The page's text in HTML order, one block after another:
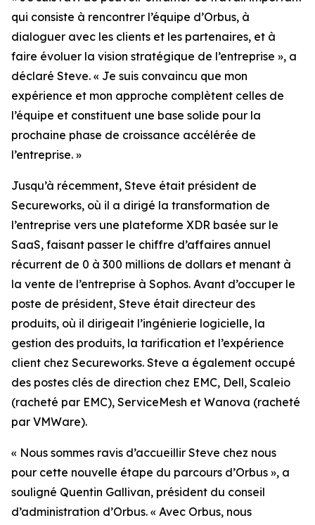
qui consiste à rencontrer l’équipe d’Orbus, à
dialoguer avec les clients et les partenaires, et à
faire évoluer la vision stratégique de l’entreprise », a
déclaré Steve. « Je suis convaincu que mon
expérience et mon approche complètent celles de
l’équipe et constituent une base solide pour la
prochaine phase de croissance accélérée de
l’entreprise. »
Jusqu’à récemment, Steve était président de
Secureworks, où il a dirigé la transformation de
l’entreprise vers une plateforme XDR basée sur le
SaaS, faisant passer le chiffre d’affaires annuel
récurrent de 0 à 300 millions de dollars et menant à
la vente de l’entreprise à Sophos. Avant d’occuper le
poste de président, Steve était directeur des
produits, où il dirigeait l’ingénierie logicielle, la
gestion des produits, la tarification et l’expérience
client chez Secureworks. Steve a également occupé
des postes clés de direction chez EMC, Dell, Scaleio
(racheté par EMC), ServiceMesh et Wanova (racheté
par VMWare).
« Nous sommes ravis d’accueillir Steve chez nous
pour cette nouvelle étape du parcours d’Orbus », a
souligné Quentin Gallivan, président du conseil
d’administration d’Orbus. « Avec Orbus, nous